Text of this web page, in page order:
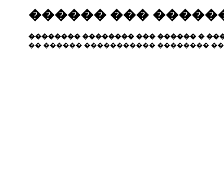
������ ���
�������� �������� ��� ������ �
�� ������ ����������� ��������